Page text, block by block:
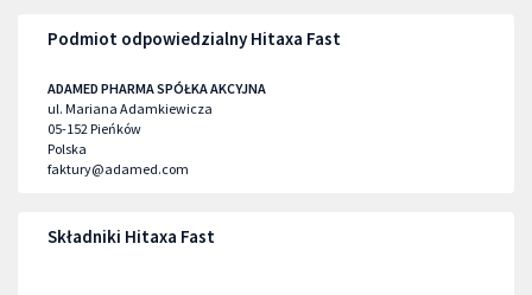
Podmiot odpowiedzialny Hitaxa Fast
ADAMED PHARMA SPÓŁKA AKCYJNA
ul. Mariana Adamkiewicza
05-152Pieńków
Polska
faktury@adamed.com
Składniki Hitaxa Fast